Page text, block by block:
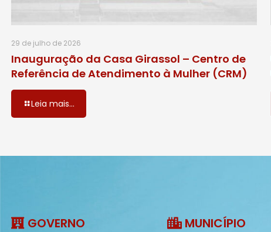
29 de julho de 2026
Inauguração da Casa Girassol – Centro de
Referência de Atendimento à Mulher (CRM)
Leia mais...
GOVERNO MUNICÍPIO